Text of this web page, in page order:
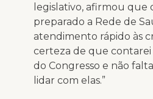
legislativo, afirmou que
preparado a Rede de
atendimento rápido às
certeza de que contarei
do Congresso e não
lidar com elas.”